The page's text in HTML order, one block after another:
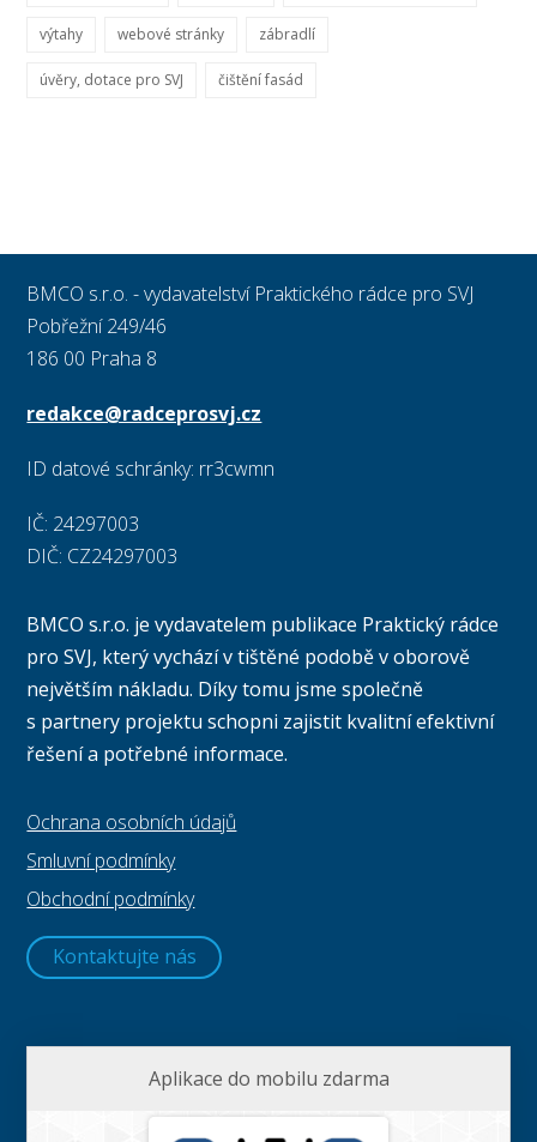
výtahy webové stránky zábradlí
úvěry, dotace pro SVJ čištění fasád
BMCO s.r.o. - vydavatelství Praktického rádce pro SVJ
Pobřežní 249/46
186 00 Praha 8
redakce@radceprosvj.cz
ID datové schránky: rr3cwmn
IČ: 24297003
DIČ: CZ24297003
BMCO s.r.o. je vydavatelem publikace Praktický rádce
pro SVJ, který vychází v tištěné podobě v oborově
největším nákladu. Díky tomu jsme společně
s partnery projektu schopni zajistit kvalitní efektivní
řešení a potřebné informace.
Ochrana osobních údajů
Smluvní podmínky
Obchodní podmínky
Kontaktujte nás
Aplikace do mobilu zdarma